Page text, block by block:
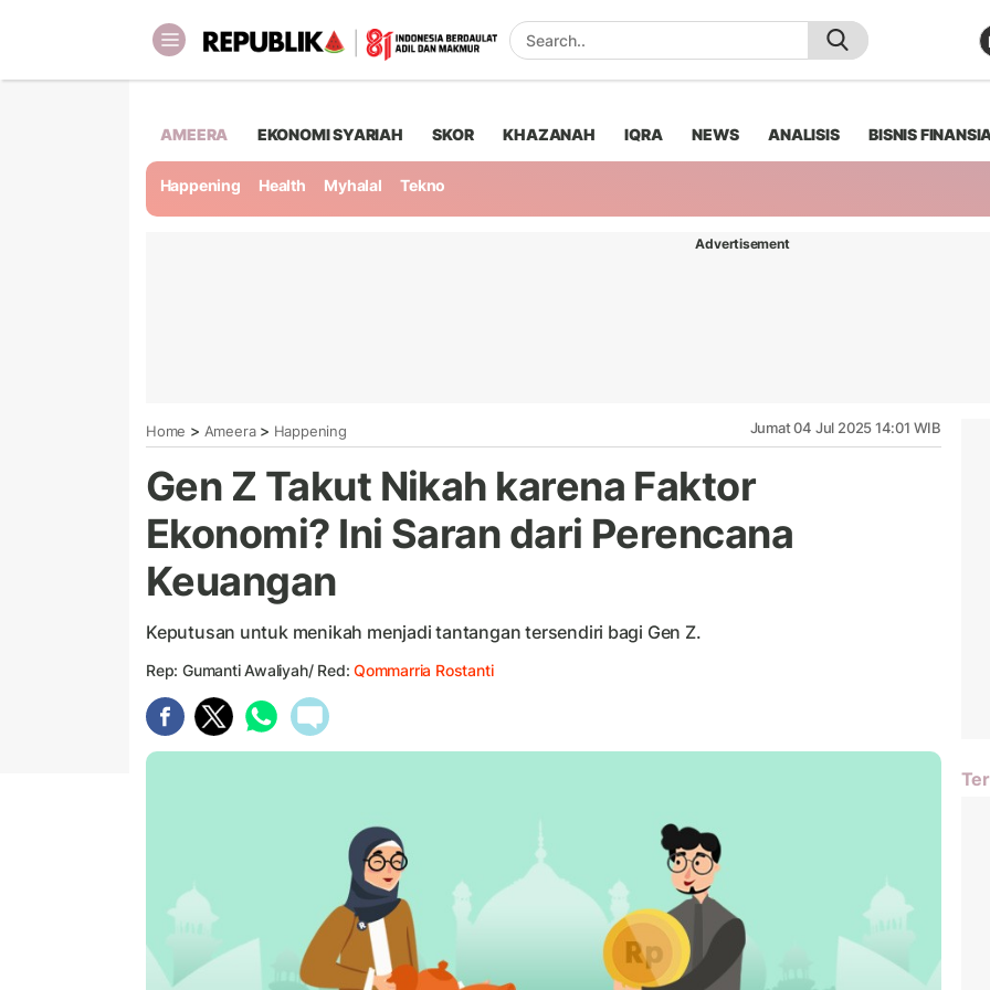
AMEERA EKONOMI SYARIAH SKOR KHAZANAH IQRA NEWS ANALISIS BISNIS
Happening Health Myhalal Tekno
Advertisement
Home > Ameera> Happening Jumat 04 Jul 2025 14:01 WIB
Gen Z Takut Nikah karena Faktor
Ekonomi? Ini Saran dari Perencana
Keuangan
Keputusan untuk menikah menjadi tantangan tersendiri bagi Gen Z.
Rep: Gumanti Awaliyah/ Red:Qommarria Rostanti